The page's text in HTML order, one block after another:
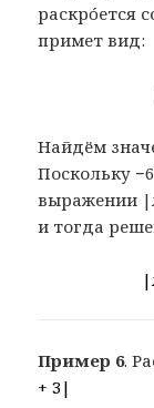
раскрóется
примет вид:
Найдём
Поскольку
выражении |
и тогда
|
Пример 6.
+ 3|